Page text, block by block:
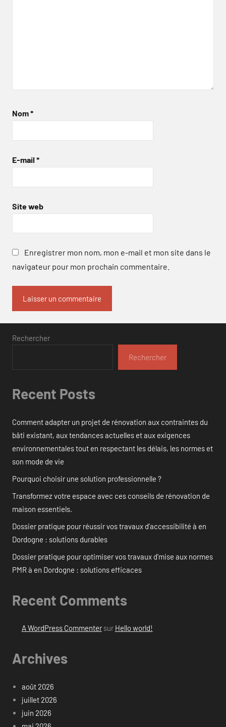
Nom*
E-mail *
Site web
Enregistrer mon nom, mon e-mail et mon site dans le
navigateur pour mon prochain commentaire.
Rechercher
Rechercher
Recent Posts
Comment adapter un projet de rénovation aux contraintes du
bâti existant, aux tendances actuelles et aux exigences
environnementales tout en respectant les délais, les normes et
son mode de vie
Pourquoi choisir une solution professionnelle ?
Transformez votre espace avec ces conseils de rénovation de
maison essentiels.
Dossier pratique pour réussir vos travaux d’accessibilité à en
Dordogne : solutions durables
Dossier pratique pour optimiser vos travaux d’mise aux normes
PMR à en Dordogne : solutions efficaces
Recent Comments
A WordPress Commentersur Hello world!
Archives
août 2026
juillet 2026
juin 2026